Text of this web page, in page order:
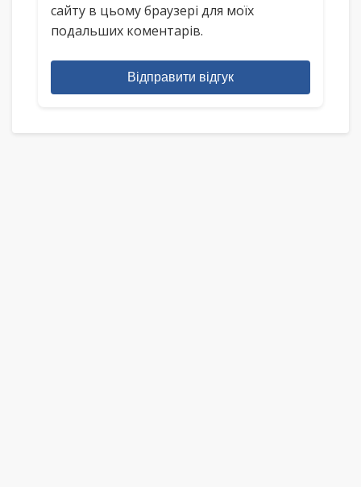
сайту в цьому браузері для моїх
подальших коментарів.
Відправити відгук